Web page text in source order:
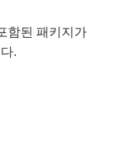
함된 패키지가
.